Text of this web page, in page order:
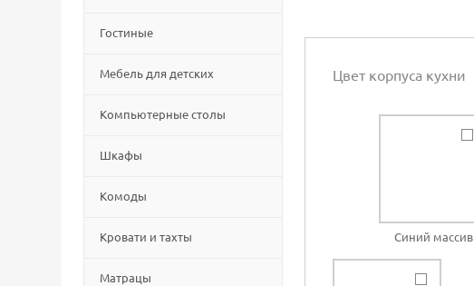
Гостиные
Мебель для детских
Компьютерные столы
Шкафы
Комоды
Кровати и тахты
Матрацы
Цвет корпуса кухни
Синий массив